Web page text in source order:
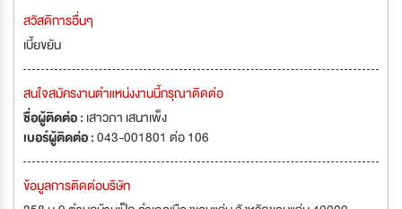
สวัสดิการอื่นๆ
เบี้ยขยัน
สนใจสมัครงานตำแหน่งงานนี้กรุณาติดต่อ
ชื่อผู้ติดต่อ : เสาวภา เสนาเพ็ง
เบอร์ผู้ติดต่อ :043-001801 ต่อ 106
ข้อมูลการติดต่อบริษัท